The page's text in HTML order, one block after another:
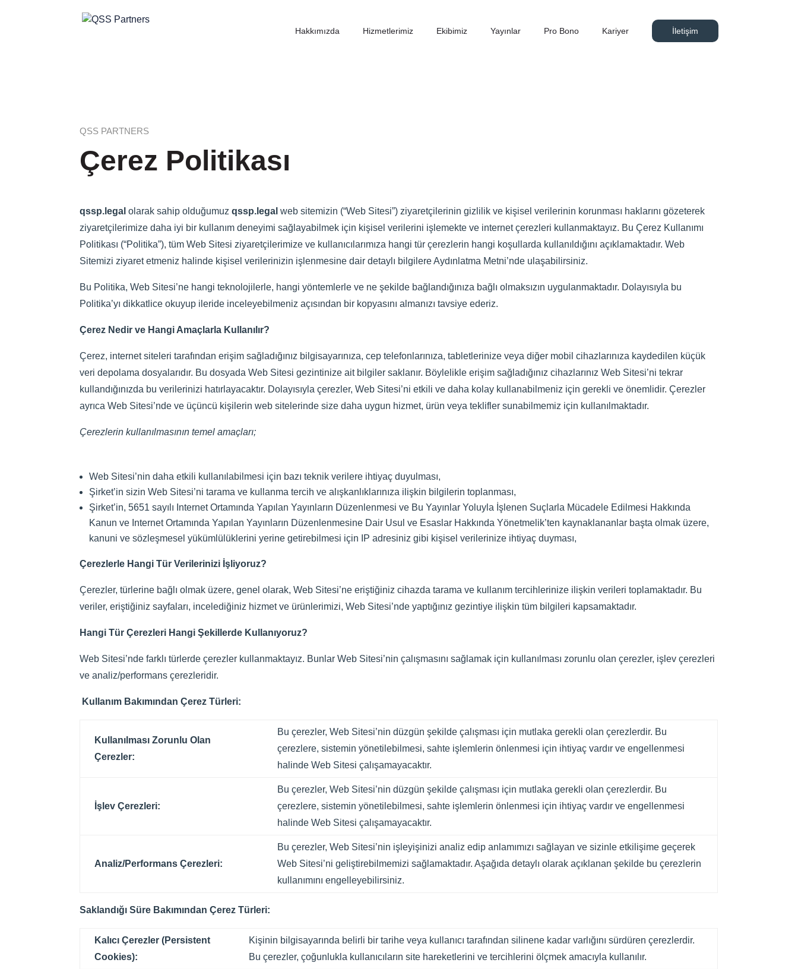
Hakkımızda Hizmetlerimiz Ekibimiz Yayınlar Pro Bono Kariyer İletişim
QSS PARTNERS
Çerez Politikası
qssp.legalolarak sahip olduğumuzqssp.legal web sitemizin (“Web Sitesi”) ziyaretçilerinin gizlilik ve kişisel verilerinin korunması haklarını gözeterek
ziyaretçilerimize daha iyi bir kullanım deneyimi sağlayabilmek için kişisel verilerini işlemekte ve internet çerezleri kullanmaktayız. Bu Çerez Kullanımı
Politikası (“Politika”), tüm Web Sitesi ziyaretçilerimize ve kullanıcılarımıza hangi tür çerezlerin hangi koşullarda kullanıldığını açıklamaktadır. Web
Sitemizi ziyaret etmeniz halinde kişisel verilerinizin işlenmesine dair detaylı bilgilere Aydınlatma Metni’nde ulaşabilirsiniz.
Bu Politika, Web Sitesi’ne hangi teknolojilerle, hangi yöntemlerle ve ne şekilde bağlandığınıza bağlı olmaksızın uygulanmaktadır. Dolayısıyla bu
Politika’yı dikkatlice okuyup ileride inceleyebilmeniz açısından bir kopyasını almanızı tavsiye ederiz.
Çerez Nedir ve Hangi Amaçlarla Kullanılır?
Çerez, internet siteleri tarafından erişim sağladığınız bilgisayarınıza, cep telefonlarınıza, tabletlerinize veya diğer mobil cihazlarınıza kaydedilen küçük
veri depolama dosyalarıdır. Bu dosyada Web Sitesi gezintinize ait bilgiler saklanır. Böylelikle erişim sağladığınız cihazlarınız Web Sitesi’ni tekrar
kullandığınızda bu verilerinizi hatırlayacaktır. Dolayısıyla çerezler, Web Sitesi’ni etkili ve daha kolay kullanabilmeniz için gerekli ve önemlidir. Çerezler
ayrıca Web Sitesi’nde ve üçüncü kişilerin web sitelerinde size daha uygun hizmet, ürün veya teklifler sunabilmemiz için kullanılmaktadır.
Çerezlerin kullanılmasının temel amaçları;
Web Sitesi’nin daha etkili kullanılabilmesi için bazı teknik verilere ihtiyaç duyulması,
Şirket’in sizin Web Sitesi’ni tarama ve kullanma tercih ve alışkanlıklarınıza ilişkin bilgilerin toplanması,
Şirket’in, 5651 sayılı Internet Ortamında Yapılan Yayınların Düzenlenmesi ve Bu Yayınlar Yoluyla İşlenen Suçlarla Mücadele Edilmesi Hakkında
Kanun ve Internet Ortamında Yapılan Yayınların Düzenlenmesine Dair Usul ve Esaslar Hakkında Yönetmelik’ten kaynaklananlar başta olmak üzere,
kanuni ve sözleşmesel yükümlülüklerini yerine getirebilmesi için IP adresiniz gibi kişisel verilerinize ihtiyaç duyması,
Çerezlerle Hangi Tür Verilerinizi İşliyoruz?
Çerezler, türlerine bağlı olmak üzere, genel olarak, Web Sitesi’ne eriştiğiniz cihazda tarama ve kullanım tercihlerinize ilişkin verileri toplamaktadır. Bu
veriler, eriştiğiniz sayfaları, incelediğiniz hizmet ve ürünlerimizi, Web Sitesi’nde yaptığınız gezintiye ilişkin tüm bilgileri kapsamaktadır.
Hangi Tür Çerezleri Hangi Şekillerde Kullanıyoruz?
Web Sitesi’nde farklı türlerde çerezler kullanmaktayız. Bunlar Web Sitesi’nin çalışmasını sağlamak için kullanılması zorunlu olan çerezler, işlev çerezleri
ve analiz/performans çerezleridir.
Kullanım Bakımından Çerez Türleri:
Kullanılması Zorunlu Olan
Çerezler:
Bu çerezler, Web Sitesi’nin düzgün şekilde çalışması için mutlaka gerekli olan çerezlerdir. Bu
çerezlere, sistemin yönetilebilmesi, sahte işlemlerin önlenmesi için ihtiyaç vardır ve engellenmesi
halinde Web Sitesi çalışamayacaktır.
İşlev Çerezleri:
Bu çerezler, Web Sitesi’nin düzgün şekilde çalışması için mutlaka gerekli olan çerezlerdir. Bu
çerezlere, sistemin yönetilebilmesi, sahte işlemlerin önlenmesi için ihtiyaç vardır ve engellenmesi
halinde Web Sitesi çalışamayacaktır.
Analiz/Performans Çerezleri:
Bu çerezler, Web Sitesi’nin işleyişinizi analiz edip anlamımızı sağlayan ve sizinle etkilişime geçerek
Web Sitesi’ni geliştirebilmemizi sağlamaktadır. Aşağıda detaylı olarak açıklanan şekilde bu çerezlerin
kullanımını engelleyebilirsiniz.
Saklandığı Süre Bakımından Çerez Türleri:
Kalıcı Çerezler (Persistent
Cookies):
Kişinin bilgisayarında belirli bir tarihe veya kullanıcı tarafından silinene kadar varlığını sürdüren çerezlerdir.
Bu çerezler, çoğunlukla kullanıcıların site hareketlerini ve tercihlerini ölçmek amacıyla kullanılır.